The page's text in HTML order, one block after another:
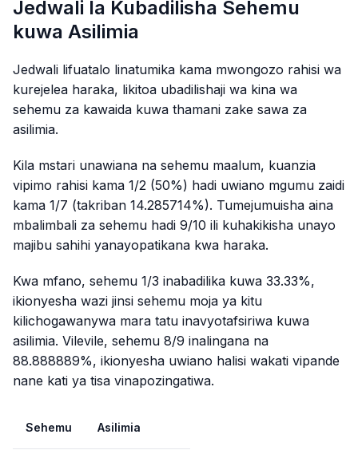
Jedwali la Kubadilisha Sehemu
kuwa Asilimia
Jedwali lifuatalo linatumika kama mwongozo rahisi wa
kurejelea haraka, likitoa ubadilishaji wa kina wa
sehemu za kawaida kuwa thamani zake sawa za
asilimia.
Kila mstari unawiana na sehemu maalum, kuanzia
vipimo rahisi kama 1/2 (50%) hadi uwiano mgumu zaidi
kama 1/7 (takriban 14.285714%). Tumejumuisha aina
mbalimbali za sehemu hadi 9/10 ili kuhakikisha unayo
majibu sahihi yanayopatikana kwa haraka.
Kwa mfano, sehemu 1/3 inabadilika kuwa 33.33%,
ikionyesha wazi jinsi sehemu moja ya kitu
kilichogawanywa mara tatu inavyotafsiriwa kuwa
asilimia. Vilevile, sehemu 8/9 inalingana na
88.888889%, ikionyesha uwiano halisi wakati vipande
nane kati ya tisa vinapozingatiwa.
Sehemu Asilimia